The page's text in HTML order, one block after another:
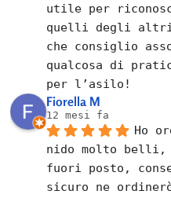
utile per
quelli degli altri
che consiglio
qualcosa di
per l’asilo!
Fiorella M
12 mesi fa
Ho
nido molto belli,
fuori posto,
sicuro ne